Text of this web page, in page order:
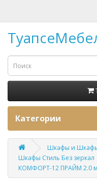
Категории
Шкафы и
Шкафы Стиль Без зеркал
КОМФОРТ-12 ПРАЙМ 2.0 м